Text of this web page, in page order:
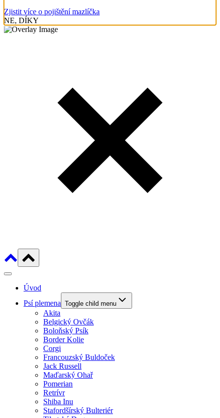
Zjistit více o pojištění mazlíčka
NE, DÍKY
Úvod
Psí plemena Toggle child menu
Akita
Belgický Ovčák
Boloňský Psík
Border Kolie
Corgi
Francouzský Buldoček
Jack Russell
Maďarský Ohař
Pomerian
Retrívr
Shiba Inu
Stafordšírský Bulteriér